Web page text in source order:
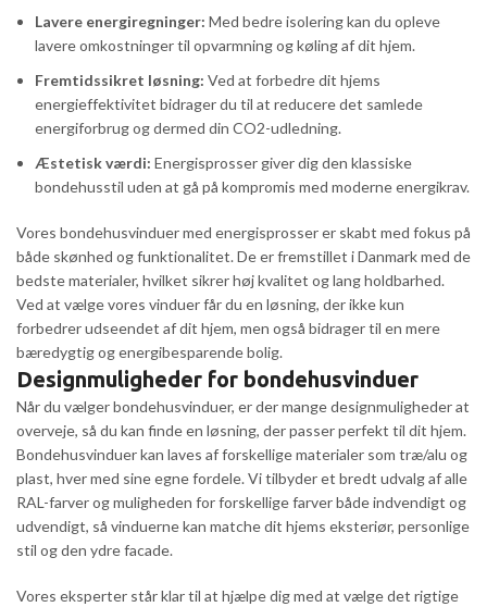
Lavere energiregninger: Med bedre isolering kan du opleve
lavere omkostninger til opvarmning og køling af dit hjem.
Fremtidssikret løsning: Ved at forbedre dit hjems
energieffektivitet bidrager du til at reducere det samlede
energiforbrug og dermed din CO2-udledning.
Æstetisk værdi: Energisprosser giver dig den klassiske
bondehusstil uden at gå på kompromis med moderne energikrav.
Vores bondehusvinduer med energisprosser er skabt med fokus på
både skønhed og funktionalitet. De er fremstillet i Danmark med de
bedste materialer, hvilket sikrer høj kvalitet og lang holdbarhed.
Ved at vælge vores vinduer får du en løsning, der ikke kun
forbedrer udseendet af dit hjem, men også bidrager til en mere
bæredygtig og energibesparende bolig.
Designmuligheder for bondehusvinduer
Når du vælger bondehusvinduer, er der mange designmuligheder at
overveje, så du kan finde en løsning, der passer perfekt til dit hjem.
Bondehusvinduer kan laves af forskellige materialer som træ/alu og
plast, hver med sine egne fordele. Vi tilbyder et bredt udvalg af alle
RAL-farver og muligheden for forskellige farver både indvendigt og
udvendigt, så vinduerne kan matche dit hjems eksteriør, personlige
stil og den ydre facade.
Vores eksperter står klar til at hjælpe dig med at vælge det rigtige